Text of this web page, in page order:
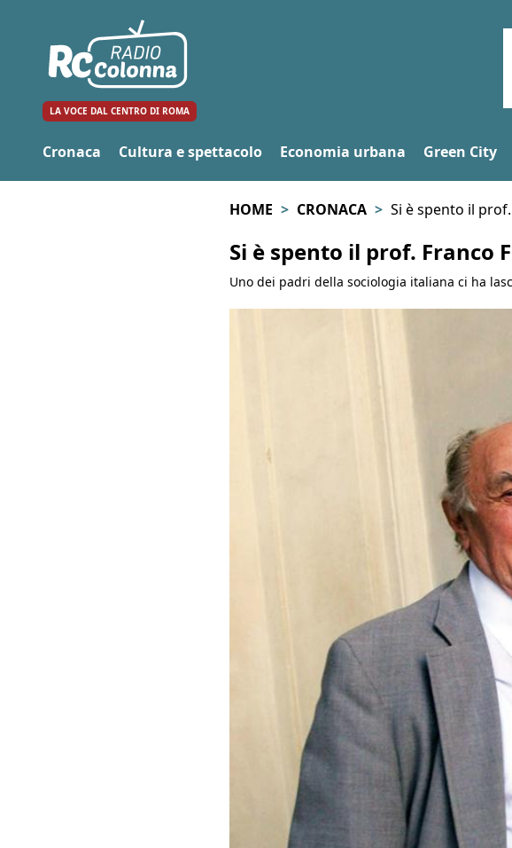
LA VOCE DAL CENTRO DI ROMA
Cronaca Cultura e spettacolo Economia urbana Green City
HOME CRONACA Si è spento il
Si è spento il prof. Franco
Uno dei padri della sociologia italiana ci ha